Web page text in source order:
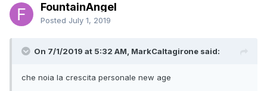
FountainAngel
Posted July 1, 2019
On 7/1/2019 at 5:32 AM, MarkCaltagirone said:
che noia la crescita personale new age